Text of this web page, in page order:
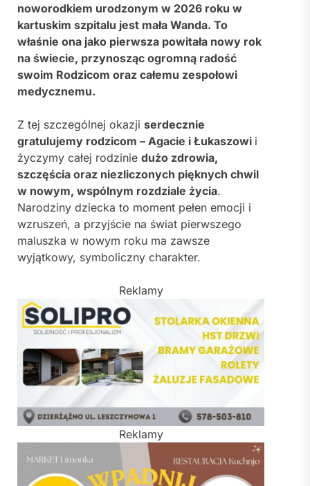
noworodkiem urodzonym w 2026 roku w
kartuskim szpitalu jest mała Wanda. To
właśnie ona jako pierwsza powitała nowy rok
na świecie, przynosząc ogromną radość
swoim Rodzicom oraz całemu zespołowi
medycznemu.
Z tej szczególnej okazji serdecznie
gratulujemy rodzicom – Agacie i Łukaszowi i
życzymy całej rodzinie dużo zdrowia,
szczęścia oraz niezliczonych pięknych chwil
w nowym, wspólnym rozdziale życia.
Narodziny dziecka to moment pełen emocji i
wzruszeń, a przyjście na świat pierwszego
maluszka w nowym roku ma zawsze
wyjątkowy, symboliczny charakter.
Reklamy
Reklamy